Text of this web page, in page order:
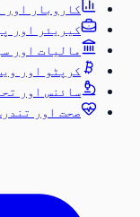
کاروبار اور
کیریئر اور
مالیات اور
کرپٹو اور ویب
سائنس اور
صحت اور